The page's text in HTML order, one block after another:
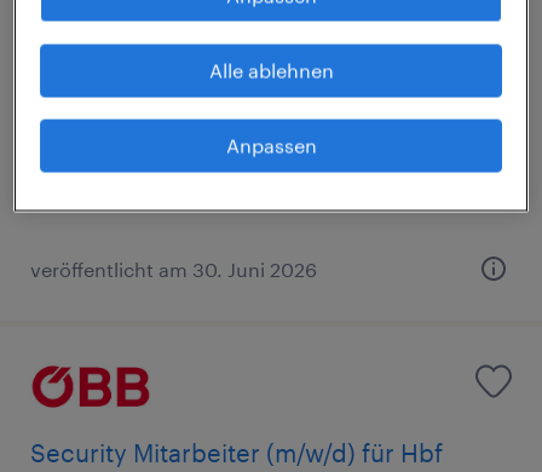
Zimmerer (m/w/d) Vollzeit ab sofort
Wien, Wien
veröffentlicht am 30. Juni 2026
Security Mitarbeiter (m/w/d) für Hbf
Alle ablehnen
Anpassen